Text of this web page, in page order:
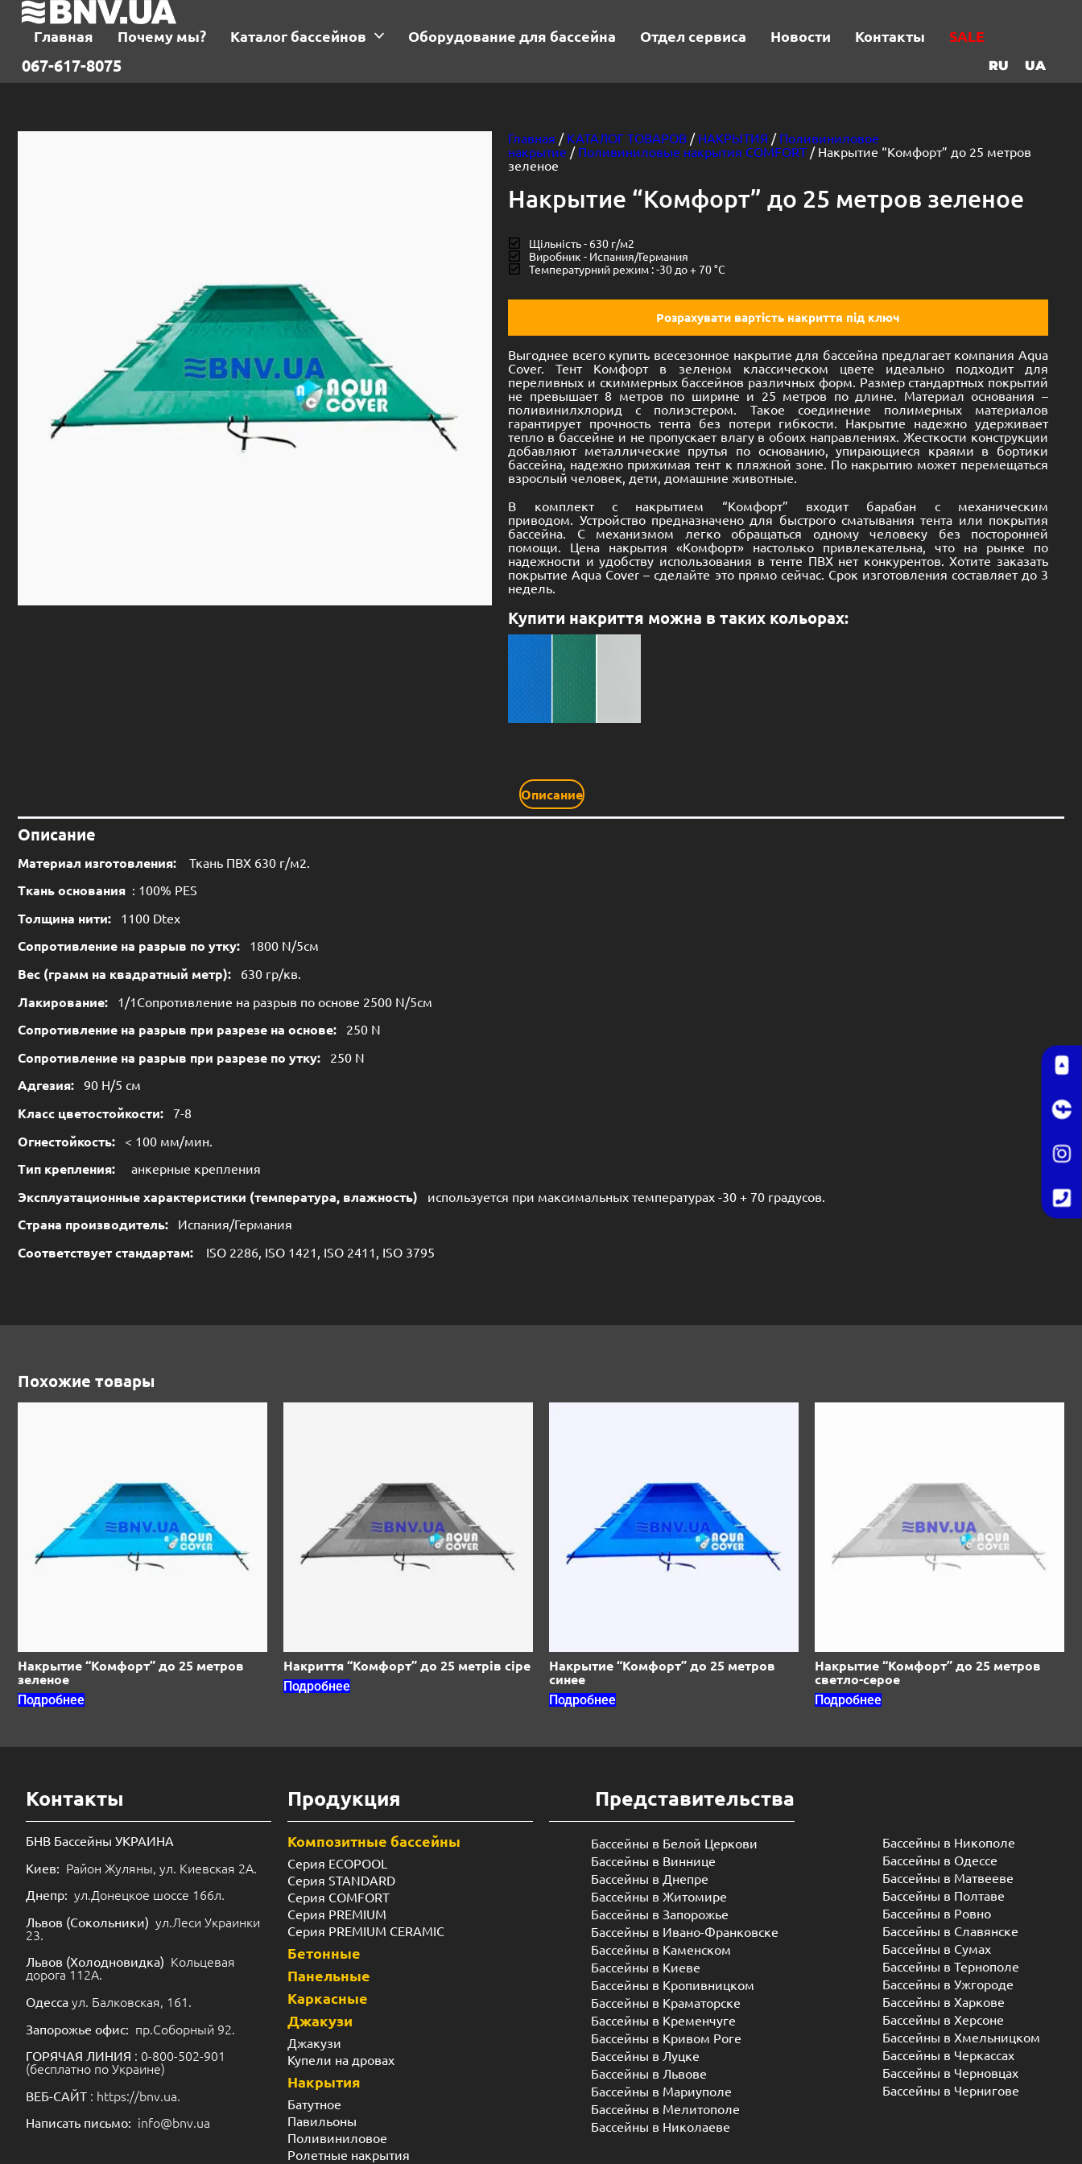
Главная Почему мы? Каталог бассейнов Оборудование для бассейна Отдел сервиса Новости Контакты SALE
067-617-8075 RU UA
Главная / КАТАЛОГ ТОВАРОВ / НАКРЫТИЯ / Поливиниловое
накрытие / Поливиниловые накрытия COMFORT / Накрытие “Комфорт” до 25 метров
зеленое
Накрытие “Комфорт” до 25 метров зеленое
Щільність - 630 г/м2
Виробник - Испания/Германия
Температурний режим : -30 до + 70 °C
Розрахувати вартість накриття під ключ
Выгоднее всего купить всесезонное накрытие для бассейна предлагает компания Aqua
Cover. Тент Комфорт в зеленом классическом цвете идеально подходит для
переливных и скиммерных бассейнов различных форм. Размер стандартных покрытий
не превышает 8 метров по ширине и 25 метров по длине. Материал основания –
поливинилхлорид с полиэстером. Такое соединение полимерных материалов
гарантирует прочность тента без потери гибкости. Накрытие надежно удерживает
тепло в бассейне и не пропускает влагу в обоих направлениях. Жесткости конструкции
добавляют металлические прутья по основанию, упирающиеся краями в бортики
бассейна, надежно прижимая тент к пляжной зоне. По накрытию может перемещаться
взрослый человек, дети, домашние животные.
В комплект с накрытием “Комфорт” входит барабан с механическим
приводом. Устройство предназначено для быстрого сматывания тента или покрытия
бассейна. С механизмом легко обращаться одному человеку без посторонней
помощи. Цена накрытия «Комфорт» настолько привлекательна, что на рынке по
надежности и удобству использования в тенте ПВХ нет конкурентов. Хотите заказать
покрытие Aqua Cover – сделайте это прямо сейчас. Срок изготовления составляет до 3
недель.
Купити накриття можна в таких кольорах:
Описание
Описание
Материал изготовления: Ткань ПВХ 630 г/м2.
Ткань основания : 100% PES
Толщина нити: 1100 Dtex
Сопротивление на разрыв по утку: 1800 N/5см
Вес (грамм на квадратный метр): 630 гр/кв.
Лакирование: 1/1Сопротивление на разрыв по основе 2500 N/5см
Сопротивление на разрыв при разрезе на основе: 250 N
Сопротивление на разрыв при разрезе по утку: 250 N
Адгезия: 90 Н/5 см
Класс цветостойкости: 7-8
Огнестойкость: < 100 мм/мин.
Тип крепления: анкерные крепления
Эксплуатационные характеристики (температура, влажность) используется при максимальных температурах -30 + 70 градусов.
Страна производитель: Испания/Германия
Соответствует стандартам: ISO 2286, ISO 1421, ISO 2411, ISO 3795
Похожие товары
Накрытие “Комфорт” до 25 метров
зеленое
Подробнее
Накриття “Комфорт” до 25 метрів сіре
Подробнее
Накрытие “Комфорт” до 25 метров
синее
Подробнее
Накрытие “Комфорт” до 25 метров
светло-серое
Подробнее
Контакты
БНВ Бассейны УКРАИНА
Киев: Район Жуляны, ул. Киевская 2А.
Днепр: ул.Донецкое шоссе 166л.
Львов (Сокольники) ул.Леси Украинки
23.
Львов (Холодновидка) Кольцевая
дорога 112А.
Одесса ул. Балковская, 161.
Запорожье офис: пр.Соборный 92.
ГОРЯЧАЯ ЛИНИЯ : 0-800-502-901
(бесплатно по Украине)
ВЕБ-САЙТ : https://bnv.ua.
Написать письмо: info@bnv.ua
Продукция
Композитные бассейны
Серия ECOPOOL
Серия STANDARD
Серия COMFORT
Серия PREMIUM
Серия PREMIUM CERAMIC
Бетонные
Панельные
Каркасные
Джакузи
Джакузи
Купели на дровах
Накрытия
Батутное
Павильоны
Поливиниловое
Ролетные накрытия
Представительства
Бассейны в Белой Церкови
Бассейны в Виннице
Бассейны в Днепре
Бассейны в Житомире
Бассейны в Запорожье
Бассейны в Ивано-Франковске
Бассейны в Каменском
Бассейны в Киеве
Бассейны в Кропивницком
Бассейны в Краматорске
Бассейны в Кременчуге
Бассейны в Кривом Роге
Бассейны в Луцке
Бассейны в Львове
Бассейны в Мариуполе
Бассейны в Мелитополе
Бассейны в Николаеве
Бассейны в Никополе
Бассейны в Одессе
Бассейны в Матвееве
Бассейны в Полтаве
Бассейны в Ровно
Бассейны в Славянске
Бассейны в Сумах
Бассейны в Тернополе
Бассейны в Ужгороде
Бассейны в Харкове
Бассейны в Херсоне
Бассейны в Хмельницком
Бассейны в Черкассах
Бассейны в Черновцах
Бассейны в Чернигове